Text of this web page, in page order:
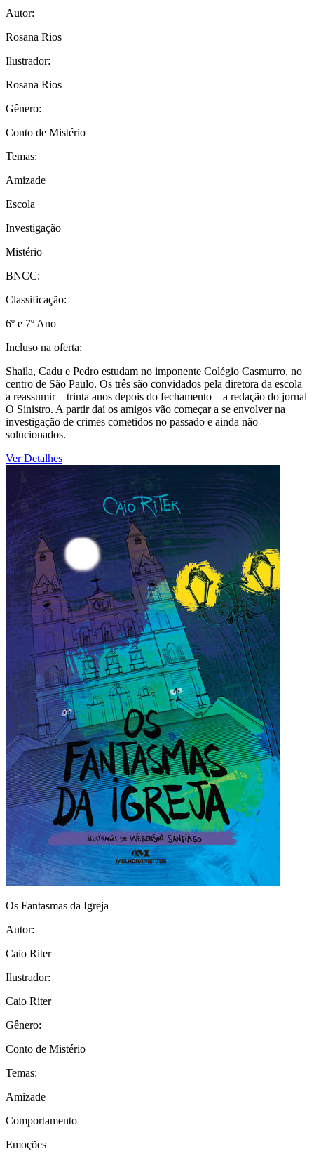
Autor:
Rosana Rios
Ilustrador:
Rosana Rios
Gênero:
Conto de Mistério
Temas:
Amizade
Escola
Investigação
Mistério
BNCC:
Classificação:
6º e 7º Ano
Incluso na oferta:
Shaila, Cadu e Pedro estudam no imponente Colégio Casmurro, no
centro de São Paulo. Os três são convidados pela diretora da escola
a reassumir – trinta anos depois do fechamento – a redação do jornal
O Sinistro. A partir daí os amigos vão começar a se envolver na
investigação de crimes cometidos no passado e ainda não
solucionados.
Ver Detalhes
Os Fantasmas da Igreja
Autor:
Caio Riter
Ilustrador:
Caio Riter
Gênero:
Conto de Mistério
Temas:
Amizade
Comportamento
Emoções